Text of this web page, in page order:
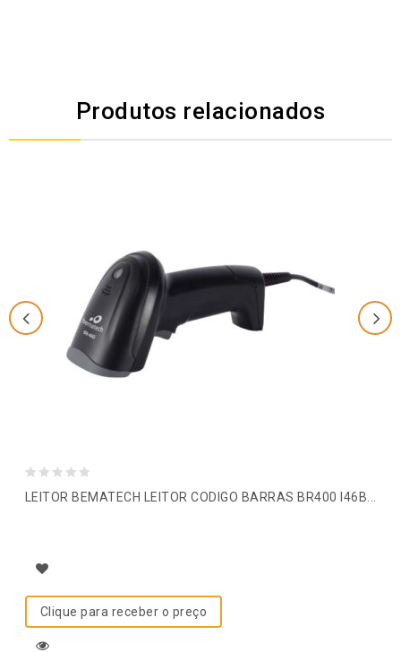
Produtos relacionados
LEITOR BEMATECH LEITOR CODIGO BARRAS BR400 I46B...
Clique para receber o preço